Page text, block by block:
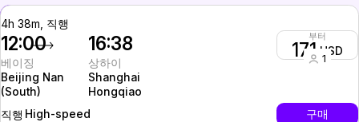
4h 38m, 직행
12:00
베이징
Beijing Nan
(South)
16:38
상하이
Shanghai
Hongqiao
부터
171 USD
1
직행 High-speed 구매